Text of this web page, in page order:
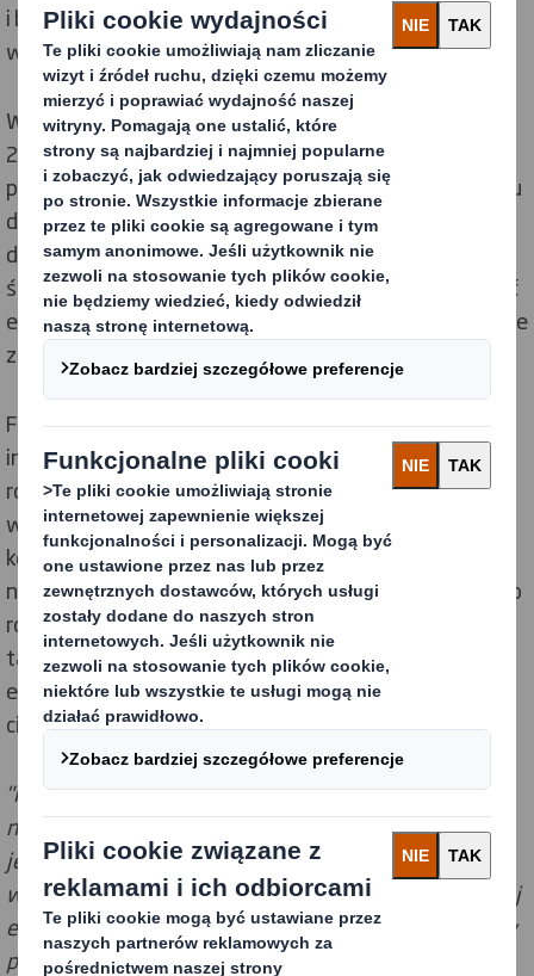
i biogazu oraz energii odnawialnej, pochodzącej z
wiatru i słońca.
W 2017 roku DS Smith ogłosiło plan ograniczenia do
2030 roku poziomu emisji dwutlenku węgla
przypadającego na tonę produktu o 30%
w stosunku
do poziomu z 2015 roku. W ramach skoordynowanych
działań realizowanych w ponad 250 zakładach na
świecie do końca 2020 roku firmie udało się zmniejszyć
emisje o 23%, co było lepszym wynikiem niż pierwotnie
zakładano.
Firmie udało się osiągnąć ten wynik poprzez
inwestowanie w przełomową technologię, w tym w
rozwiązania w zakresie przetwarzania odpadów do
wytwarzania energii, najnowocześniejsze instalacje
kogeneracyjne oraz modernizację sprzętu, m.in.
nowych kotłów i oświetlenia LED. DS Smith zwiększyło
również wykorzystanie odnawialnych źródeł paliwa,
takich jak biogaz i biomasa oraz poprawiło zużycie
energii w celu ograniczenia emisji gazów
cieplarnianych.
"Produkcja przemysłowa jest jednym z
najtrudniejszych sektorów do dekarbonizacji, ale
jesteśmy zaangażowani w realizację naszej roli,
wyznaczając sobie jasny plan działań na rzecz zerowej
emisji. Produkujemy ekologiczne opakowania, które w
pełni nadają się do recyklingu i wierzymy, że dzięki